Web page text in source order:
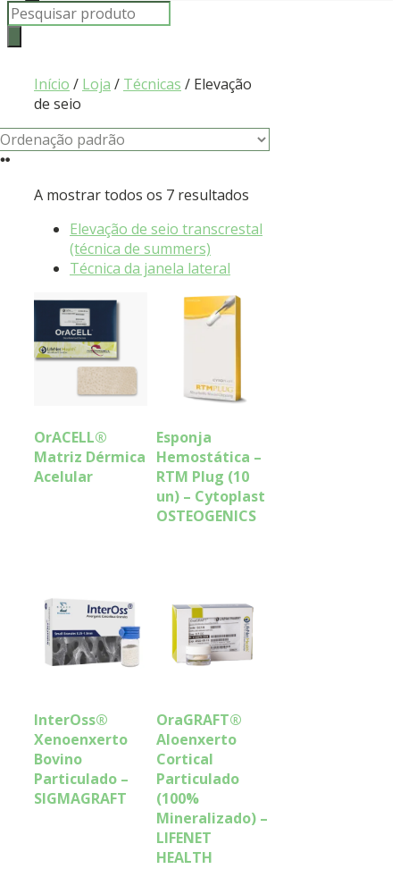
Products
search
Início / Loja / Técnicas / Elevação
de seio
A mostrar todos os 7 resultados
Elevação de seio transcrestal
(técnica de summers)
Técnica da janela lateral
OrACELL®
Matriz Dérmica
Acelular
Esponja
Hemostática –
RTM Plug (10
un) – Cytoplast
OSTEOGENICS
InterOss®
Xenoenxerto
Bovino
Particulado –
SIGMAGRAFT
OraGRAFT®
Aloenxerto
Cortical
Particulado
(100%
Mineralizado) –
LIFENET
HEALTH